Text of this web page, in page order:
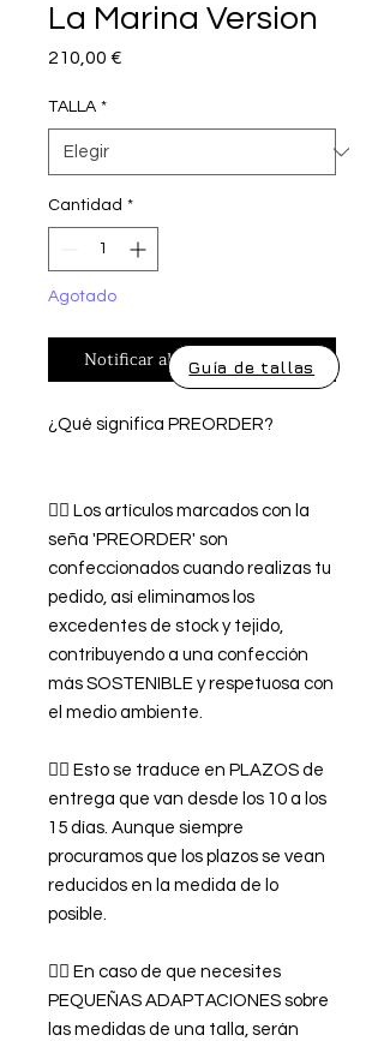
La Marina Version
210,00 €
TALLA *
Cantidad *
Agotado
Notificar al estar disponible
¿Qué significa PREORDER?
👉🏿 Los artículos marcados con la
seña 'PREORDER' son
confeccionados cuando realizas tu
pedido, así eliminamos los
excedentes de stock y tejido,
contribuyendo a una confección
más SOSTENIBLE y respetuosa con
el medio ambiente.
👉🏿 Esto se traduce en PLAZOS de
entrega que van desde los 10 a los
15 días. Aunque siempre
procuramos que los plazos se vean
reducidos en la medida de lo
posible.
👉🏿 En caso de que necesites
PEQUEÑAS ADAPTACIONES sobre
las medidas de una talla, serán
Guía de tallas